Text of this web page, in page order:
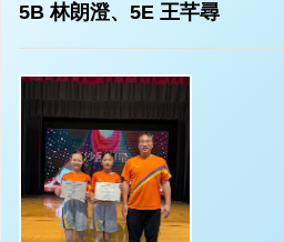
5B 林朗澄、5E 王芊尋